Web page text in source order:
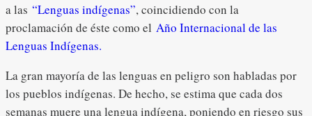
a las “Lenguas indígenas”, coincidiendo con la
proclamación de éste como el Año Internacional de las
Lenguas Indígenas.
La gran mayoría de las lenguas en peligro son habladas por
los pueblos indígenas. De hecho, se estima que cada dos
semanas muere una lengua indígena, poniendo en riesgo sus